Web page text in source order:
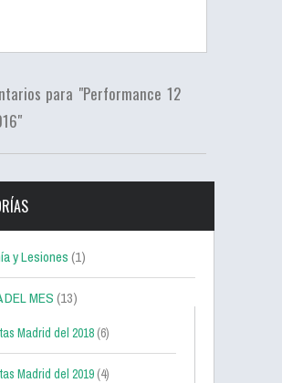
para "Performance 12
y Lesiones(1)
DEL MES(13)
Madrid del 2018 (6)
Madrid del 2019 (4)